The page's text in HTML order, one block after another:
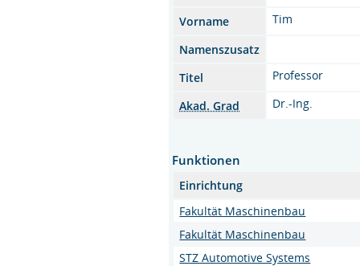
Vorname
Tim
Namenszusatz
Titel
Professor
Akad. Grad
Dr.-Ing.
Funktionen
Einrichtung
Fakultät Maschinenbau
Fakultät Maschinenbau
STZ Automotive Systems